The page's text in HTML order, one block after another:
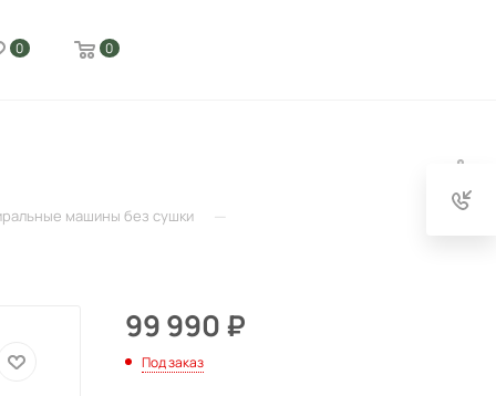
0 0
машины без сушки —
99 990₽
Под заказ